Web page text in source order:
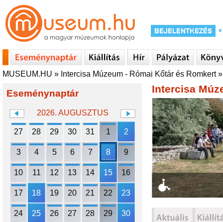
MUSEUM.HU » Intercisa Múzeum - Római Kőtár és Romkert
Eseménynaptár
2026. AUGUSZTUS
27 28 29 30 31 1 2
3 4 5 6 7 8 9
10 11 12 13 14 15 16
17 18 19 20 21 22 23
24 25 26 27 28 29 30
Intercisa